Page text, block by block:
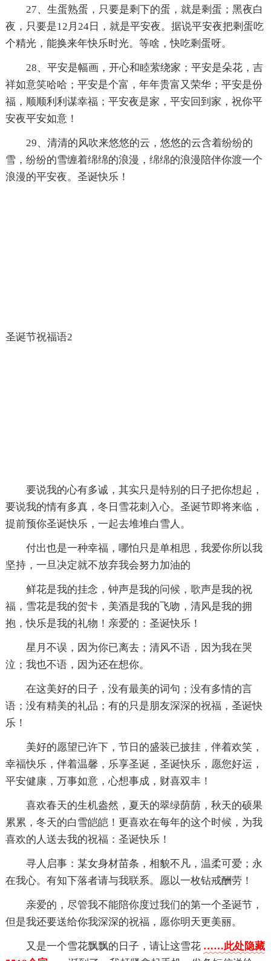
27、生蛋熟蛋，只要是剩下的蛋，就是剩蛋；黑夜白
夜，只要是12月24日，就是平安夜。据说平安夜把剩蛋吃
个精光，能换来年快乐时光。等啥，快吃剩蛋呀。
28、平安是幅画，开心和睦萦绕家；平安是朵花，吉
祥如意笑哈哈；平安是个富，年年贵富又荣华；平安是份
福，顺顺利利谋幸福；平安夜是家，平安回到家，祝你平
安夜平安如意！
29、清清的风吹来悠悠的云，悠悠的云含着纷纷的
雪，纷纷的雪缠着绵绵的浪漫，绵绵的浪漫陪伴你渡一个
浪漫的平安夜。圣诞快乐！
圣诞节祝福语2
要说我的心有多诚，其实只是特别的日子把你想起，
要说我的情有多真，冬日雪花刺入心。圣诞节即将来临，
提前预你圣诞快乐，一起去堆堆白雪人。
付出也是一种幸福，哪怕只是单相思，我爱你所以我
坚持，一旦决定就不放弃我会努力加油的
鲜花是我的挂念，钟声是我的问候，歌声是我的祝
福，雪花是我的贺卡，美酒是我的飞吻，清风是我的拥
抱，快乐是我的礼物！亲爱的：圣诞快乐！
星月不误，因为你已离去；清风不语，因为我在哭
泣；我也不语，因为还在想你。
在这美好的日子，没有最美的词句；没有多情的言
语；没有精美的礼品；有的只是朋友深深的祝福，圣诞快
乐！
美好的愿望已许下，节日的盛装已披挂，伴着欢笑，
幸福快乐，伴着温馨，乐享圣诞，圣诞快乐，愿您好运，
平安健康，万事如意，心想事成，财喜双丰！
喜欢春天的生机盎然，夏天的翠绿荫荫，秋天的硕果
累累，冬天的白雪皑皑！更喜欢在每年的这个时候，为我
喜欢的人送去我的祝福：圣诞快乐！
寻人启事：某女身材苗条，相貌不凡，温柔可爱；永
在我心。有知下落者请与我联系。愿以一枚钻戒酬劳！
亲爱的，尽管我不能陪你度过我们的第一个圣诞节，
但是我还要送给你我深深的祝福，愿你明天更美丽。
又是一个雪花飘飘的日子，请让这雪花 ……此处隐藏